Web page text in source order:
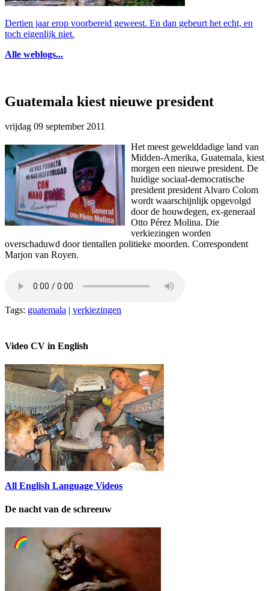
Dertien jaar erop voorbereid geweest. En dan gebeurt het echt, en
toch eigenlijk niet.
Alle weblogs...
Guatemala kiest nieuwe president
vrijdag 09 september 2011
Het meest gewelddadige land van
Midden-Amerika, Guatemala, kiest
morgen een nieuwe president. De
huidige sociaal-democratische
president president Alvaro Colom
wordt waarschijnlijk opgevolgd
door de houwdegen, ex-generaal
Otto Pérez Molina. Die
verkiezingen worden
overschaduwd door tientallen politieke moorden. Correspondent
Marjon van Royen.
Tags: guatemala | verkiezingen
Video CV in English
All English Language Videos
De nacht van de schreeuw